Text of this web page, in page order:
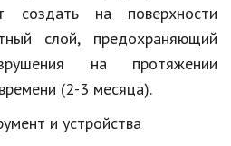
создать на поверхности
слой, предохраняющий
на протяжении
(2-3 месяца).
и устройства